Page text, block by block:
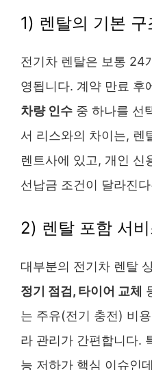
1) 렌탈의 기본 구
전기차 렌탈은 보통 24
영됩니다. 계약 만료 후
차량 인수 중 하나를 선
서 리스와의 차이는, 렌
렌트사에 있고, 개인 신
선납금 조건이 달라진
2) 렌탈 포함 서
대부분의 전기차 렌탈
정기 점검, 타이어 교체
는 주유(전기 충전) 비
라 관리가 간편합니다.
능 저하가 핵심 이슈인